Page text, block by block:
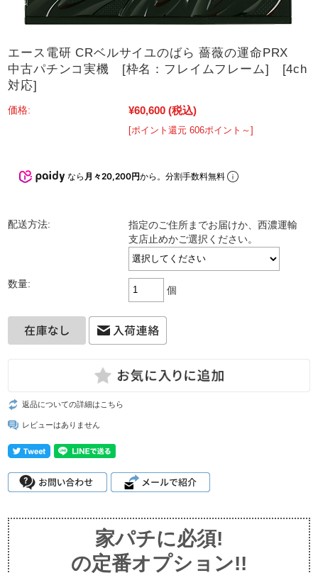
エース電研 CRベルサイユのばら 薔薇の運命PRX
中古パチンコ実機 [枠名：フレイムフレーム] [4ch
対応]
価格: ¥60,600 (税込)
[ポイント還元 606ポイント～]
なら 月々20,200円から。分割手数料無料
配送方法:
指定のご住所までお届けか、西濃運輸
支店止めかご選択ください。
数量:
個
返品についての詳細はこちら
レビューはありません
家パチに必須!
の定番オプション!!